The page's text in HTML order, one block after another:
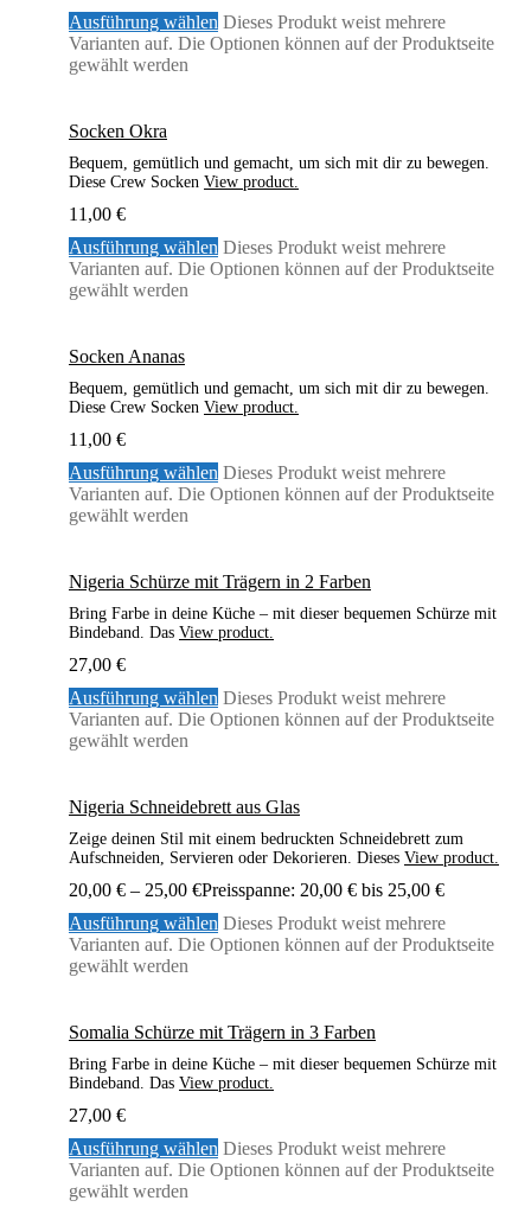
Ausführung wählen Dieses Produkt weist mehrere
Varianten auf. Die Optionen können auf der Produktseite
gewählt werden
Socken Okra
Bequem, gemütlich und gemacht, um sich mit dir zu bewegen.
Diese Crew Socken View product.
11,00 €
Ausführung wählen Dieses Produkt weist mehrere
Varianten auf. Die Optionen können auf der Produktseite
gewählt werden
Socken Ananas
Bequem, gemütlich und gemacht, um sich mit dir zu bewegen.
Diese Crew Socken View product.
11,00 €
Ausführung wählen Dieses Produkt weist mehrere
Varianten auf. Die Optionen können auf der Produktseite
gewählt werden
Nigeria Schürze mit Trägern in 2 Farben
Bring Farbe in deine Küche – mit dieser bequemen Schürze mit
Bindeband. Das View product.
27,00 €
Ausführung wählen Dieses Produkt weist mehrere
Varianten auf. Die Optionen können auf der Produktseite
gewählt werden
Nigeria Schneidebrett aus Glas
Zeige deinen Stil mit einem bedruckten Schneidebrett zum
Aufschneiden, Servieren oder Dekorieren. Dieses View product.
20,00 € – 25,00 €Preisspanne: 20,00 € bis 25,00 €
Ausführung wählen Dieses Produkt weist mehrere
Varianten auf. Die Optionen können auf der Produktseite
gewählt werden
Somalia Schürze mit Trägern in 3 Farben
Bring Farbe in deine Küche – mit dieser bequemen Schürze mit
Bindeband. Das View product.
27,00 €
Ausführung wählen Dieses Produkt weist mehrere
Varianten auf. Die Optionen können auf der Produktseite
gewählt werden